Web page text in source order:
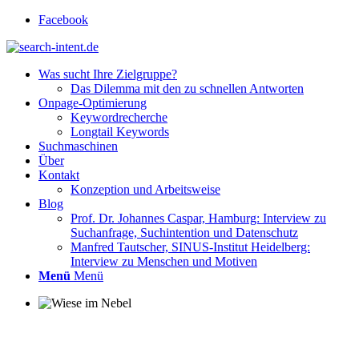
Facebook
Was sucht Ihre Zielgruppe?
Das Dilemma mit den zu schnellen Antworten
Onpage-Optimierung
Keywordrecherche
Longtail Keywords
Suchmaschinen
Über
Kontakt
Konzeption und Arbeitsweise
Blog
Prof. Dr. Johannes Caspar, Hamburg: Interview zu
Suchanfrage, Suchintention und Datenschutz
Manfred Tautscher, SINUS-Institut Heidelberg:
Interview zu Menschen und Motiven
Menü Menü